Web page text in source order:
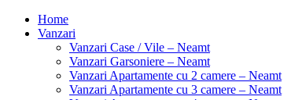
Home
Vanzari
Vanzari Case / Vile – Neamt
Vanzari Garsoniere – Neamt
Vanzari Apartamente cu 2 camere – Neamt
Vanzari Apartamente cu 3 camere – Neamt